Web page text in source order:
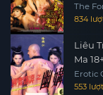
The
834
Liêu
Ma
Erotic
553